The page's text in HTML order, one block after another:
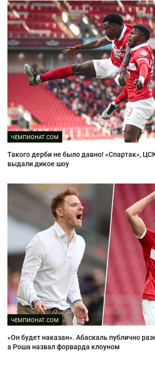
ЧЕМПИОНАТ.COM
Такого дерби не было давно! «Спартак»,
выдали дикое шоу
ЧЕМПИОНАТ.COM
«Он будет наказан». Абаскаль публично
а Роша назвал форварда клоуном